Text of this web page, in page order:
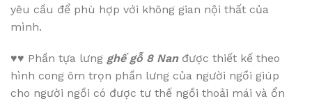
yêu cầu để phù hợp với không gian nội thất của
mình.
♥♥ Phần tựa lưng ghế gỗ 8 Nanđược thiết kế theo
hình cong ôm trọn phần lưng của người ngồi giúp
cho người ngồi có được tư thế ngồi thoải mái và ổn